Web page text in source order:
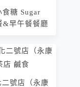
食糖 Sugar
&早午餐餐廳
二號店（永康